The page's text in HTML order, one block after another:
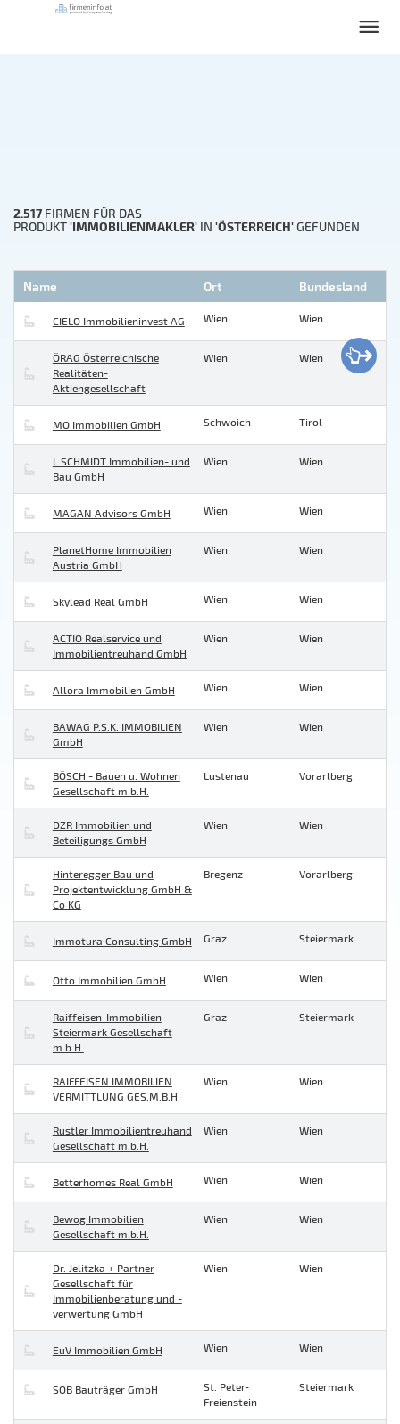
2.517 FIRMEN FÜR DAS
PRODUKT'IMMOBILIENMAKLER' IN 'ÖSTERREICH'GEFUNDEN
Name Ort Bundesland
CIELO Immobilieninvest AG Wien Wien
ÖRAG Österreichische
Realitäten-
Aktiengesellschaft
Wien Wien
MO Immobilien GmbH Schwoich Tirol
L.SCHMIDT Immobilien- und
Bau GmbH
Wien Wien
MAGAN Advisors GmbH Wien Wien
PlanetHome Immobilien
Austria GmbH
Wien Wien
Skylead Real GmbH Wien Wien
ACTIO Realservice und
Immobilientreuhand GmbH
Wien Wien
Allora Immobilien GmbH Wien Wien
BAWAG P.S.K. IMMOBILIEN
GmbH
Wien Wien
BÖSCH - Bauen u. Wohnen
Gesellschaft m.b.H.
Lustenau Vorarlberg
DZR Immobilien und
Beteiligungs GmbH
Wien Wien
Hinteregger Bau und
Projektentwicklung GmbH &
Co KG
Bregenz Vorarlberg
Immotura Consulting GmbH Graz Steiermark
Otto Immobilien GmbH Wien Wien
Raiffeisen-Immobilien
Steiermark Gesellschaft
m.b.H.
Graz Steiermark
RAIFFEISEN IMMOBILIEN
VERMITTLUNG GES.M.B.H
Wien Wien
Rustler Immobilientreuhand
Gesellschaft m.b.H.
Wien Wien
Betterhomes Real GmbH Wien Wien
Bewog Immobilien
Gesellschaft m.b.H.
Wien Wien
Dr. Jelitzka + Partner
Gesellschaft für
Immobilienberatung und -
verwertung GmbH
Wien Wien
EuV Immobilien GmbH Wien Wien
SOB Bauträger GmbH
St. Peter-
Freienstein
Steiermark